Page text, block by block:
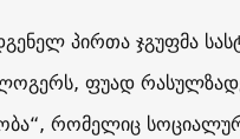
პირთა ჯგუფმა
ფუად
რომელიც